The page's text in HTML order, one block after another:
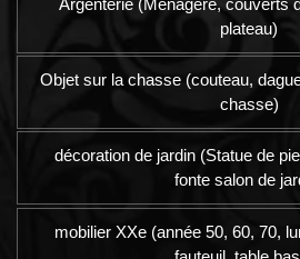
Argenterie (Ménagère, couverts
plateau)
Objet sur la chasse (couteau,
chasse)
décoration de jardin (Statue de
fonte salon de
mobilier XXe (année 50, 60, 70,